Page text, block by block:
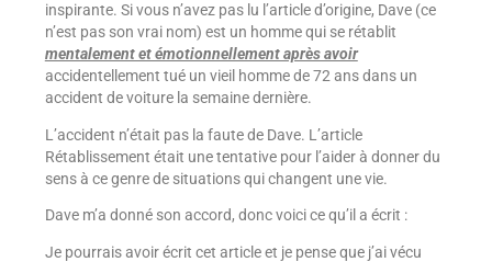
inspirante. Si vous n’avez pas lu l’article d’origine, Dave (ce
n’est pas son vrai nom) est un homme qui se rétablit
mentalement et émotionnellement après avoir
accidentellement tué un vieil homme de 72 ans dans un
accident de voiture la semaine dernière.
L’accident n’était pas la faute de Dave. L’article
Rétablissement était une tentative pour l’aider à donner du
sens à ce genre de situations qui changent une vie.
Dave m’a donné son accord, donc voici ce qu’il a écrit :
Je pourrais avoir écrit cet article et je pense que j’ai vécu